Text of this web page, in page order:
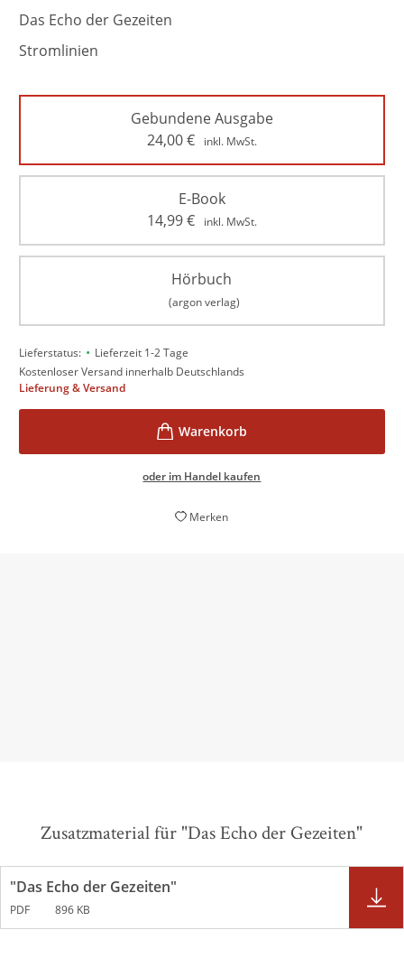
Das Echo der Gezeiten
Stromlinien
Gebundene Ausgabe
24,00€ inkl. MwSt.
E-Book
14,99€ inkl. MwSt.
Hörbuch
(argon verlag)
Lieferstatus: • Lieferzeit 1-2 Tage
Kostenloser Versand innerhalb Deutschlands
Lieferung & Versand
oder im Handel kaufen
Merken
Zusatzmaterial für "Das Echo der Gezeiten"
"Das Echo der Gezeiten"
PDF 896 KB